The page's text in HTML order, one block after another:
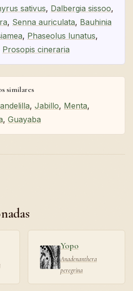
sativus, Dalbergia sissoo,
, Senna auriculata, Bauhinia
, Phaseolus lunatus,
Prosopis cineraria
similares
, Jabillo, Menta,
, Guayaba
Yopo
Anadenanthera
peregrina